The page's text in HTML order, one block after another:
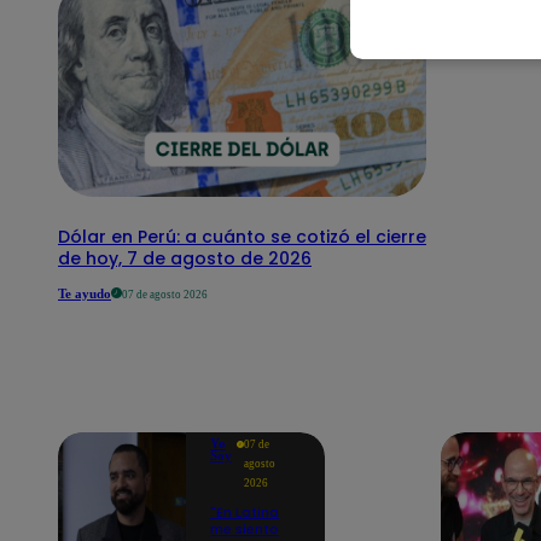
Dólar en Perú: a cuánto se cotizó el cierre
de hoy, 7 de agosto de 2026
Te ayudo 07 de agosto 2026
Yo
Soy
07 de
agosto
2026
"En Latina
me siento